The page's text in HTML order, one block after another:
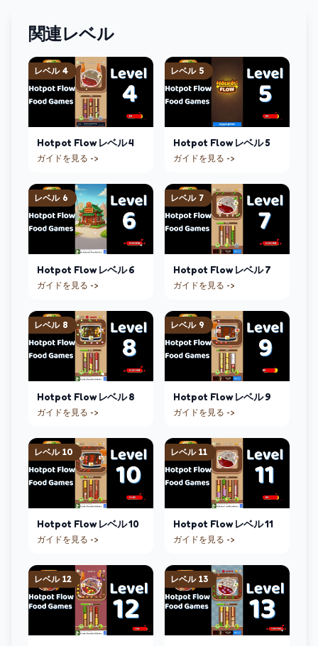
関連レベル
レベル 4
Hotpot Flow レベル4
ガイドを見る ->
レベル 5
Hotpot Flow レベル5
ガイドを見る ->
レベル 6
Hotpot Flow レベル6
ガイドを見る ->
レベル 7
Hotpot Flow レベル7
ガイドを見る ->
レベル 8
Hotpot Flow レベル8
ガイドを見る ->
レベル 9
Hotpot Flow レベル9
ガイドを見る ->
レベル 10
Hotpot Flow レベル10
ガイドを見る ->
レベル 11
Hotpot Flow レベル11
ガイドを見る ->
レベル 12 レベル 13